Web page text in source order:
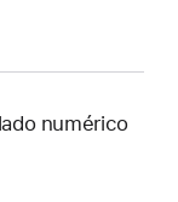
numérico